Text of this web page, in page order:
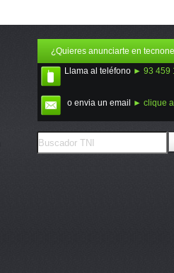
¿Quieres anunciarte en
Llama al teléfono ► 93 459
o envia un email ► clique